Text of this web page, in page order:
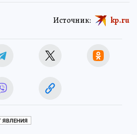
Источник: kp.ru
ЯВЛЕНИЯ